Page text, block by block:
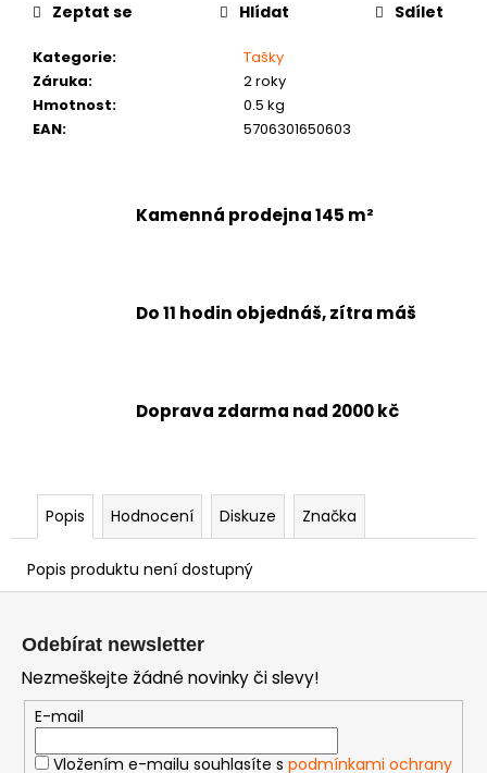
Kategorie:
Tašky
Záruka:
2 roky
Hmotnost:
0.5 kg
EAN: 5706301650603
Zeptat se Hlídat Sdílet
Kamenná prodejna 145 m²
Do 11 hodin objednáš, zítra máš
Doprava zdarma nad 2000 kč
Popis Hodnocení Diskuze Značka
Popis produktu není dostupný
Odebírat newsletter
Nezmeškejte žádné novinky či slevy!
E-mail
Vložením e-mailu souhlasíte s podmínkami ochrany